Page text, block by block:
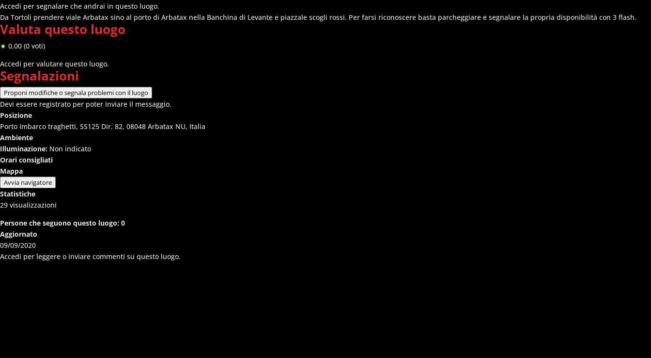
Accedi per segnalare che andrai in questo luogo.
Da Tortolì prendere viale Arbatax sino al porto di Arbatax nella Banchina di Levante e piazzale scogli rossi. Per farsi riconoscere basta parcheggiare e segnalare la propria disponibilità con 3 flash.
Valuta questo luogo
★ 0,00 (0 voti)
Accedi per valutare questo luogo.
Segnalazioni
Proponi modifiche o segnala problemi con il luogo
Devi essere registrato per poter inviare il messaggio.
Posizione
Porto Imbarco traghetti, SS125 Dir, 82, 08048 Arbatax NU, Italia
Ambiente
Illuminazione: Non indicato
Orari consigliati
Mappa
Avvia navigatore
Statistiche
29 visualizzazioni
Persone che seguono questo luogo: 0
Aggiornato
09/09/2020
Accedi per leggere o inviare commenti su questo luogo.